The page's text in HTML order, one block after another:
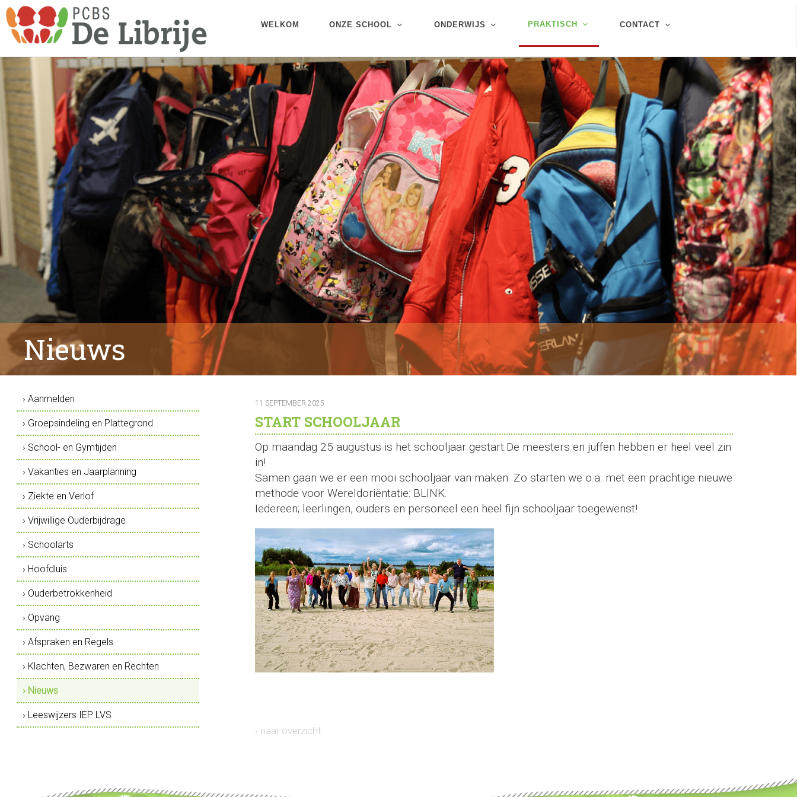
WELKOM ONZE SCHOOL ONDERWIJS PRAKTISCH CONTACT
Nieuws
11 SEPTEMBER 2025
START SCHOOLJAAR
Op maandag 25 augustus is het schooljaar gestart.De meesters en juffen hebben er heel veel zin
in!
Samen gaan we er een mooi schooljaar van maken. Zo starten we o.a. met een prachtige nieuwe
methode voor Wereldoriëntatie: BLINK.
Iedereen; leerlingen, ouders en personeel een heel fijn schooljaar toegewenst!
‹ naar overzicht
› Aanmelden
› Groepsindeling en Plattegrond
› School- en Gymtijden
› Vakanties en Jaarplanning
› Ziekte en Verlof
› Vrijwillige Ouderbijdrage
› Schoolarts
› Hoofdluis
› Ouderbetrokkenheid
› Opvang
› Afspraken en Regels
› Klachten, Bezwaren en Rechten
› Nieuws
› Leeswijzers IEP LVS